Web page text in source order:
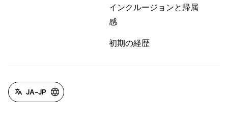
インクルージョンと帰属
感
初期の経歴
JA-JP